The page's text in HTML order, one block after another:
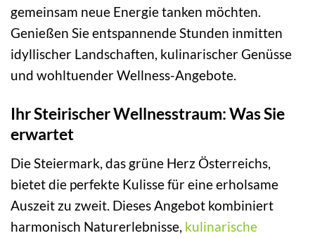
gemeinsam neue Energie tanken möchten.
Genießen Sie entspannende Stunden inmitten
idyllischer Landschaften, kulinarischer Genüsse
und wohltuender Wellness-Angebote.
Ihr Steirischer Wellnesstraum: Was Sie
erwartet
Die Steiermark, das grüne Herz Österreichs,
bietet die perfekte Kulisse für eine erholsame
Auszeit zu zweit. Dieses Angebot kombiniert
harmonisch Naturerlebnisse, kulinarische